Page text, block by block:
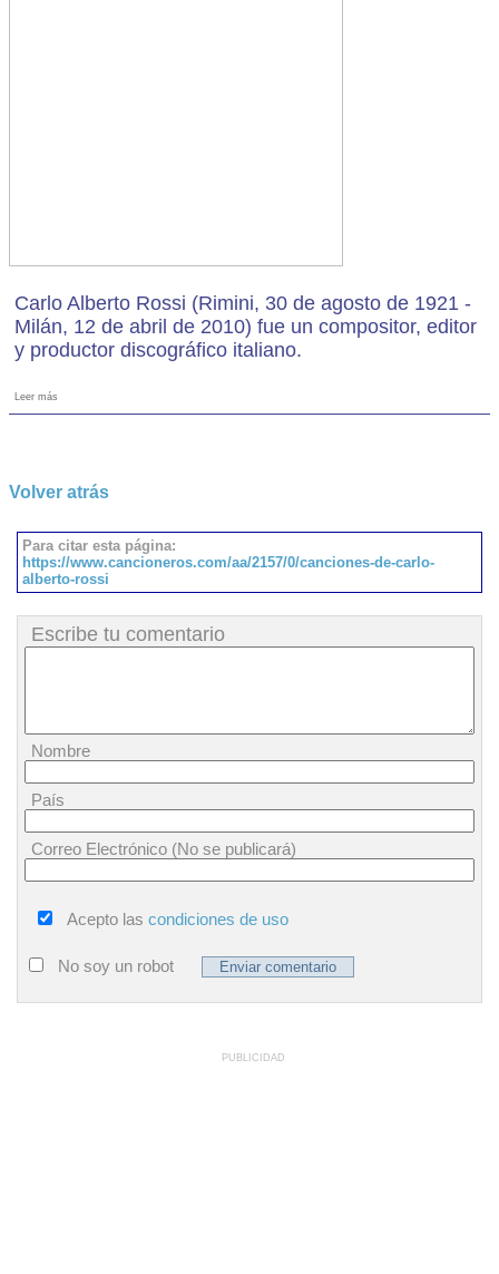
Carlo Alberto Rossi (Rimini, 30 de agosto de 1921 -
Milán, 12 de abril de 2010) fue un compositor, editor
y productor discográfico italiano.
Leer más
Volver atrás
Para citar esta página:
https://www.cancioneros.com/aa/2157/0/canciones-de-carlo-
alberto-rossi
Escribe tu comentario
Nombre
País
Correo Electrónico (No se publicará)
Acepto las condiciones de uso
No soy un robot
PUBLICIDAD